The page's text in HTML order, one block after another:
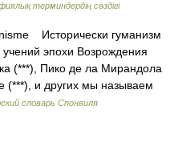
терминдердің сөздігі
Исторически гуманизм
эпохи Возрождения
(***), Пико де ла Мирандола
(***), и других мы называем
словарь Спонвиля